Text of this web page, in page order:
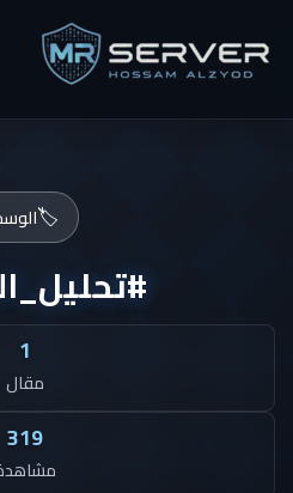
🏷️
1
مقال
319